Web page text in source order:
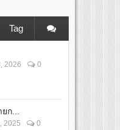
Tag
2026 0
ก...
2025 0